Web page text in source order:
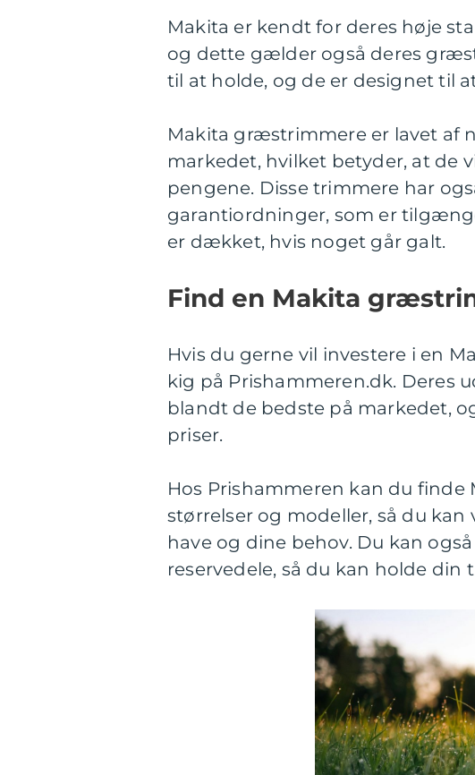
Makita er kendt for deres høje
og dette gælder også deres
til at holde, og de er designet til
Makita græstrimmere er lavet af
markedet, hvilket betyder, at de
pengene. Disse trimmere har
garantiordninger, som er
er dækket, hvis noget går galt.
Find en Makita
Hvis du gerne vil investere i en
kig på Prishammeren.dk. Deres
blandt de bedste på markedet,
priser.
Hos Prishammeren kan du
størrelser og modeller, så du
have og dine behov. Du kan
reservedele, så du kan holde